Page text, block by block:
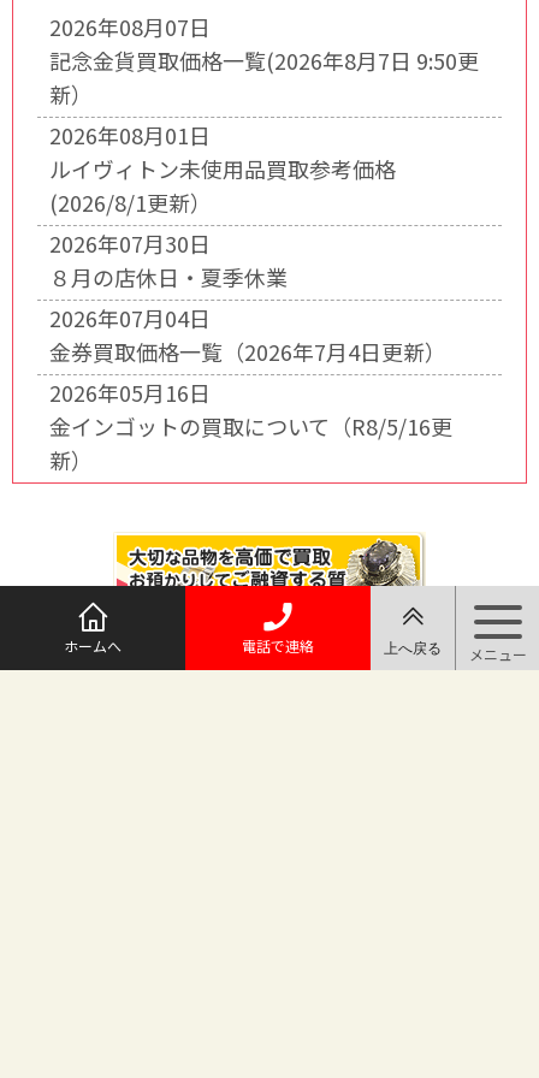
2026年08月07日
記念金貨買取価格一覧(2026年8月7日 9:50更
新）
2026年08月01日
ルイヴィトン未使用品買取参考価格
(2026/8/1更新）
2026年07月30日
８月の店休日・夏季休業
2026年07月04日
金券買取価格一覧（2026年7月4日更新）
2026年05月16日
金インゴットの買取について（R8/5/16更
新）
ホームへ 電話で連絡